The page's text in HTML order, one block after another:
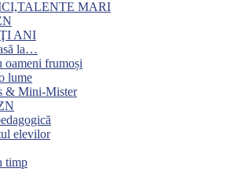
MARI
ANI
la…
oameni frumoși
lume
& Mini-Mister
elevilor
timp